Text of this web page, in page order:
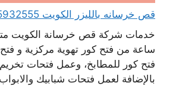
قص خرسانه بالليزر الكويت 65932555 فتح كور تكييف
ساعة من فتح كور تهوية مركزية و
فتح كور للمطابخ، وعمل فتحات
بالإضافة لعمل فتحات شبابيك